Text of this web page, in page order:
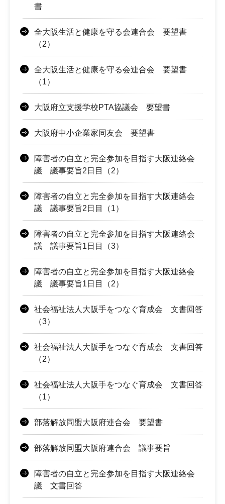
書
全大阪生活と健康を守る会連合会 要望書
（2）
全大阪生活と健康を守る会連合会 要望書
（1）
大阪府立支援学校PTA協議会 要望書
大阪府中小企業家同友会 要望書
障害者の自立と完全参加を目指す大阪連絡会
議 議事要旨2日目（2）
障害者の自立と完全参加を目指す大阪連絡会
議 議事要旨2日目（1）
障害者の自立と完全参加を目指す大阪連絡会
議 議事要旨1日目（3）
障害者の自立と完全参加を目指す大阪連絡会
議 議事要旨1日目（2）
社会福祉法人大阪手をつなぐ育成会 文書回答
（3）
社会福祉法人大阪手をつなぐ育成会 文書回答
（2）
社会福祉法人大阪手をつなぐ育成会 文書回答
（1）
部落解放同盟大阪府連合会 要望書
部落解放同盟大阪府連合会 議事要旨
障害者の自立と完全参加を目指す大阪連絡会
議 文書回答